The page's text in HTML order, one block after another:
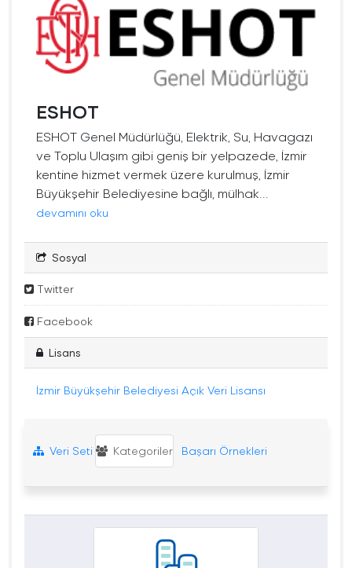
ESHOT
ESHOT Genel Müdürlüğü, Elektrik, Su, Havagazı
ve Toplu Ulaşım gibi geniş bir yelpazede, İzmir
kentine hizmet vermek üzere kurulmuş, İzmir
Büyükşehir Belediyesine bağlı, mülhak...
devamını oku
Sosyal
Twitter
Facebook
Lisans
İzmir Büyükşehir Belediyesi Açık Veri Lisansı
Veri Seti Kategoriler Başarı Örnekleri